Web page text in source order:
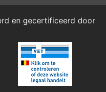
en gecertificeerd door